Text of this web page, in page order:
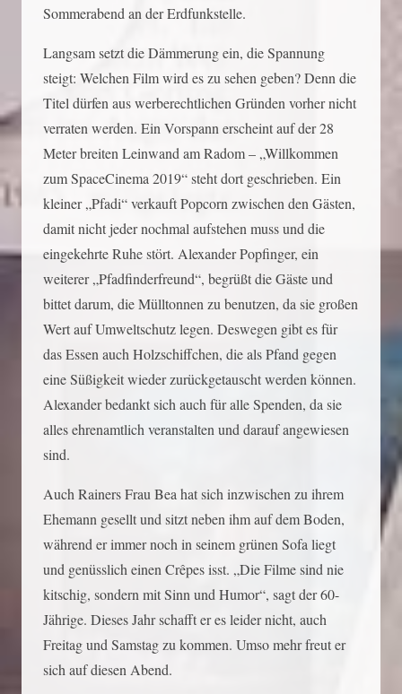
Sommerabend an der Erdfunkstelle.
Langsam setzt die Dämmerung ein, die Spannung
steigt: Welchen Film wird es zu sehen geben? Denn die
Titel dürfen aus werberechtlichen Gründen vorher nicht
verraten werden. Ein Vorspann erscheint auf der 28
Meter breiten Leinwand am Radom – „Willkommen
zum SpaceCinema 2019“ steht dort geschrieben. Ein
kleiner „Pfadi“ verkauft Popcorn zwischen den Gästen,
damit nicht jeder nochmal aufstehen muss und die
eingekehrte Ruhe stört. Alexander Popfinger, ein
weiterer „Pfadfinderfreund“, begrüßt die Gäste und
bittet darum, die Mülltonnen zu benutzen, da sie großen
Wert auf Umweltschutz legen. Deswegen gibt es für
das Essen auch Holzschiffchen, die als Pfand gegen
eine Süßigkeit wieder zurückgetauscht werden können.
Alexander bedankt sich auch für alle Spenden, da sie
alles ehrenamtlich veranstalten und darauf angewiesen
sind.
Auch Rainers Frau Bea hat sich inzwischen zu ihrem
Ehemann gesellt und sitzt neben ihm auf dem Boden,
während er immer noch in seinem grünen Sofa liegt
und genüsslich einen Crêpes isst. „Die Filme sind nie
kitschig, sondern mit Sinn und Humor“, sagt der 60-
Jährige. Dieses Jahr schafft er es leider nicht, auch
Freitag und Samstag zu kommen. Umso mehr freut er
sich auf diesen Abend.